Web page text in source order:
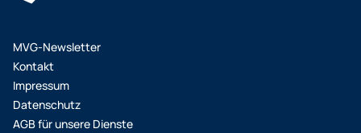
MVG-Newsletter
Kontakt
Impressum
Datenschutz
AGB für unsere Dienste